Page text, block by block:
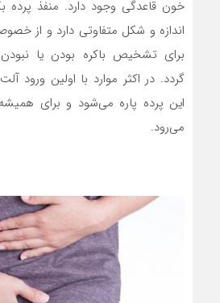
خون قاعدگی وجود دارد. منفذ پرده
اندازه و شکل متفاوتی دارد و از
برای تشخیص باکره بودن یا
گردد. در اکثر موارد با اولین ورود
این پرده پاره می‌شود و برای
می‌رود.